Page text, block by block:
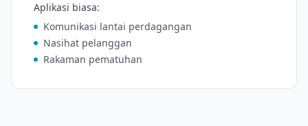
Aplikasi biasa:
Komunikasi lantai perdagangan
Nasihat pelanggan
Rakaman pematuhan